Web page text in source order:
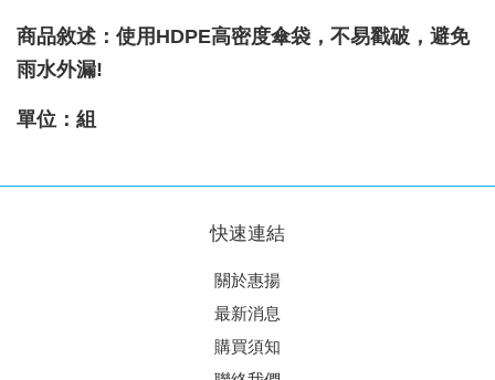
商品敘述： 使用HDPE高密度傘袋，不易戳破，避免
雨水外漏!
單位：組
快速連結
關於惠揚
最新消息
購買須知